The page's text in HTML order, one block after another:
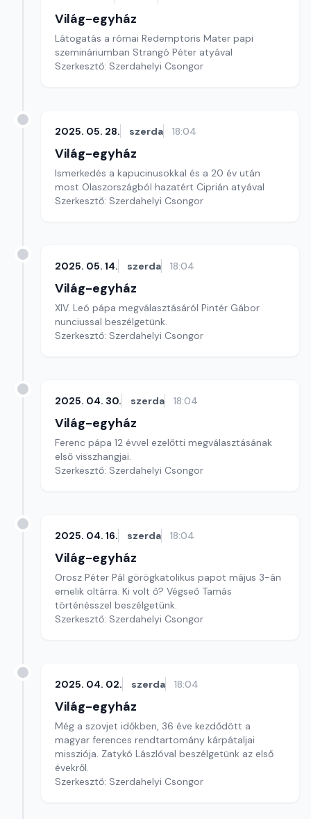
Világ-egyház
Látogatás a római Redemptoris Mater papi
szemináriumban Strangó Péter atyával
Szerkesztő: Szerdahelyi Csongor
2025. 05. 28. szerda 18:04
Világ-egyház
Ismerkedés a kapucinusokkal és a 20 év után
most Olaszországból hazatért Ciprián atyával
Szerkesztő: Szerdahelyi Csongor
2025. 05. 14. szerda 18:04
Világ-egyház
XIV. Leó pápa megválasztásáról Pintér Gábor
nunciussal beszélgetünk.
Szerkesztő: Szerdahelyi Csongor
2025. 04. 30. szerda 18:04
Világ-egyház
Ferenc pápa 12 évvel ezelőtti megválasztásának
első visszhangjai.
Szerkesztő: Szerdahelyi Csongor
2025. 04. 16. szerda 18:04
Világ-egyház
Orosz Péter Pál görögkatolikus papot május 3-án
emelik oltárra. Ki volt ő? Végseő Tamás
történésszel beszélgetünk.
Szerkesztő: Szerdahelyi Csongor
2025. 04. 02. szerda 18:04
Világ-egyház
Még a szovjet időkben, 36 éve kezdődött a
magyar ferences rendtartomány kárpátaljai
missziója. Zatykó Lászlóval beszélgetünk az első
évekről.
Szerkesztő: Szerdahelyi Csongor